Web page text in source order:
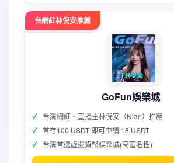
台網紅林倪安推薦
GoFun娛樂城
台灣網紅、直播主林倪安（Nian）推薦
首存100 USDT 即可申請 18 USDT
台灣首選虛擬貨幣娛樂城(高匿名性)